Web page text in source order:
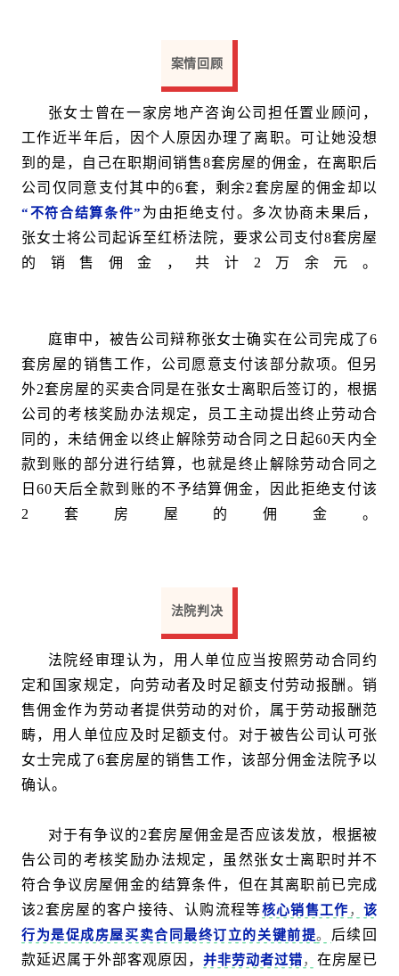
案情回顾
张女士曾在一家房地产咨询公司担任置业顾问，
工作近半年后，因个人原因办理了离职。可让她没想
到的是，自己在职期间销售8套房屋的佣金，在离职后
公司仅同意支付其中的6套，剩余2套房屋的佣金却以
“不符合结算条件” 为由拒绝支付。多次协商未果后，
张女士将公司起诉至红桥法院，要求公司支付8套房屋
的销售佣金，共计2万余元。
庭审中，被告公司辩称张女士确实在公司完成了6
套房屋的销售工作，公司愿意支付该部分款项。但另
外2套房屋的买卖合同是在张女士离职后签订的，根据
公司的考核奖励办法规定，员工主动提出终止劳动合
同的，未结佣金以终止解除劳动合同之日起60天内全
款到账的部分进行结算，也就是终止解除劳动合同之
日60天后全款到账的不予结算佣金，因此拒绝支付该
2套房屋的佣金。
法院判决
法院经审理认为，用人单位应当按照劳动合同约
定和国家规定，向劳动者及时足额支付劳动报酬。销
售佣金作为劳动者提供劳动的对价，属于劳动报酬范
畴，用人单位应及时足额支付。对于被告公司认可张
女士完成了6套房屋的销售工作，该部分佣金法院予以
确认。
对于有争议的2套房屋佣金是否应该发放，根据被
告公司的考核奖励办法规定，虽然张女士离职时并不
符合争议房屋佣金的结算条件，但在其离职前已完成
该2套房屋的客户接待、认购流程等核心销售工作 ，该
行为是促成房屋买卖合同最终订立的关键前提。 后续回
款延迟属于外部客观原因， 并非劳动者过错， 在房屋已